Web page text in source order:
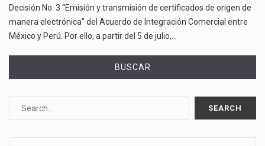
Decisión No. 3 “Emisión y transmisión de certificados de origen de
manera electrónica” del Acuerdo de Integración Comercial entre
México y Perú. Por ello, a partir del 5 de julio,…
BUSCAR